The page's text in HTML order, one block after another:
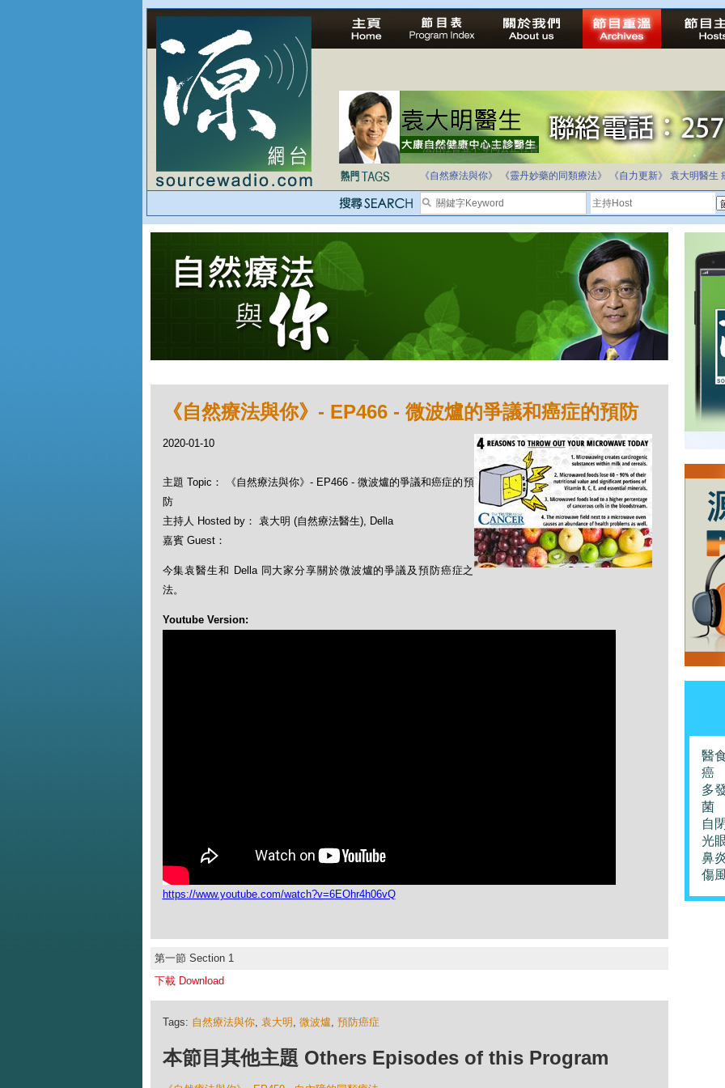
法治社會並不等同公正社會
自家教育合法化-推動多元化教育，全民學卷制
《自然療法與你》
《靈丹妙藥的同類療法》 《自力更新》 袁大明醫生
《自然療法與你》- EP466 - 微波爐的爭議和癌症的預防
2020-01-10
主題 Topic： 《自然療法與你》- EP466 - 微波爐的爭議和癌症的預
防
主持人 Hosted by： 袁大明 (自然療法醫生), Della
嘉賓 Guest：
今集袁醫生和 Della 同大家分享關於微波爐的爭議及預防癌症之
法。
Youtube Version:
https://www.youtube.com/watch?v=6EOhr4h06vQ
第一節 Section 1
下載 Download
Tags: 自然療法與你, 袁大明 , 微波爐, 預防癌症
本節目其他主題 Others Episodes of this Program
醫
癌
多
菌
自
光
鼻
傷